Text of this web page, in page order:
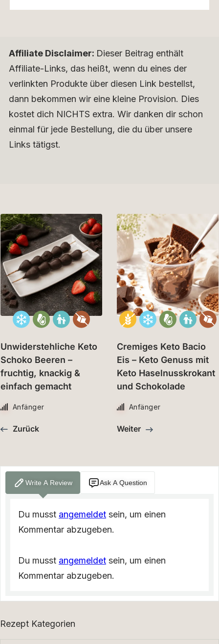
Affiliate Disclaimer: Dieser Beitrag enthält
Affiliate-Links, das heißt, wenn du eines der
verlinkten Produkte über diesen Link bestellst,
dann bekommen wir eine kleine Provision. Dies
kostet dich NICHTS extra. Wir danken dir schon
einmal für jede Bestellung, die du über unsere
Links tätigst.
Unwiderstehliche Keto
Schoko Beeren –
fruchtig, knackig &
einfach gemacht
Anfänger
Zurück
Cremiges Keto Bacio
Eis – Keto Genuss mit
Keto Haselnusskrokant
und Schokolade
Anfänger
Weiter
Write A Review Ask A Question
Du musst angemeldet sein, um einen
Kommentar abzugeben.
Du musst angemeldet sein, um einen
Kommentar abzugeben.
Rezept Kategorien